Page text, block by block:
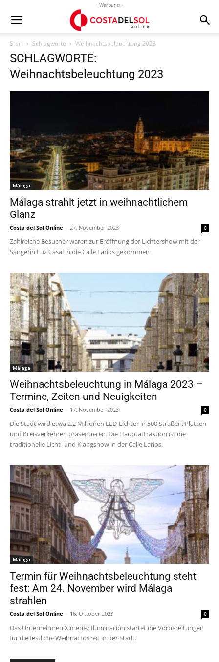
- Werbung -
Start Schlagworte Weihnachtsbeleuchtung 2023
SCHLAGWORTE:
Weihnachtsbeleuchtung 2023
Málaga
Málaga strahlt jetzt in weihnachtlichem
Glanz
Costa del Sol Online - 27. November 2023 0
Zahlreiche Besucher waren zur Eröffnung der Lichtershow mit der
Sängerin Luz Casal in die Calle Larios gekommen
Málaga
Weihnachtsbeleuchtung in Málaga 2023 –
Termine, Zeiten und Neuigkeiten
Costa del Sol Online - 17. November 2023 0
Die Stadt wird etwa 2,2 Millionen LED-Lichter in 500 Straßen, Plätzen
und Kreisverkehren präsentieren. Die Hauptattraktion ist die
traditionelle Licht- und Klangshow in der Calle Larios.
Málaga
Termin für Weihnachtsbeleuchtung steht
fest: Am 24. November wird Málaga
strahlen
Costa del Sol Online - 16. Oktober 2023 0
Das Unternehmen Ximenez Iluminación startet die Vorbereitungen
für die festliche Weihnachtszeit in der Stadt.